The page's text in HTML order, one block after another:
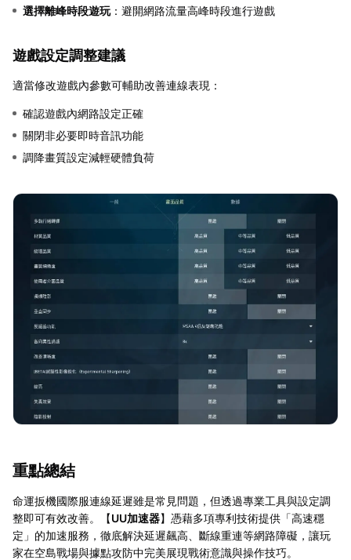
選擇離峰時段遊玩：避開網路流量高峰時段進行遊戲
遊戲設定調整建議
適當修改遊戲內參數可輔助改善連線表現：
確認遊戲內網路設定正確
關閉非必要即時音訊功能
調降畫質設定減輕硬體負荷
重點總結
命運扳機國際服連線延遲雖是常見問題，但透過專業工具與設定調
整即可有效改善。【UU加速器】憑藉多項專利技術提供「高速穩
定」的加速服務，徹底解決延遲飆高、斷線重連等網路障礙，讓玩
家在空島戰場與據點攻防中完美展現戰術意識與操作技巧。